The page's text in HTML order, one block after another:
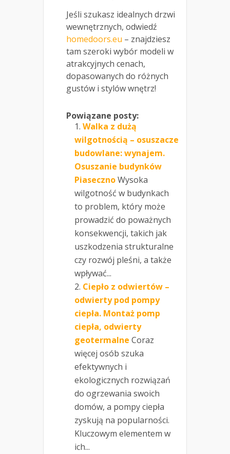
Jeśli szukasz idealnych drzwi
wewnętrznych, odwiedź
homedoors.eu – znajdziesz
tam szeroki wybór modeli w
atrakcyjnych cenach,
dopasowanych do różnych
gustów i stylów wnętrz!
Powiązane posty:
Walka z dużą
wilgotnością – osuszacze
budowlane: wynajem.
Osuszanie budynków
PiasecznoWysoka
wilgotność w budynkach
to problem, który może
prowadzić do poważnych
konsekwencji, takich jak
uszkodzenia strukturalne
czy rozwój pleśni, a także
wpływać...
Ciepło z odwiertów –
odwierty pod pompy
ciepła. Montaż pomp
ciepła, odwierty
geotermalne Coraz
więcej osób szuka
efektywnych i
ekologicznych rozwiązań
do ogrzewania swoich
domów, a pompy ciepła
zyskują na popularności.
Kluczowym elementem w
ich...